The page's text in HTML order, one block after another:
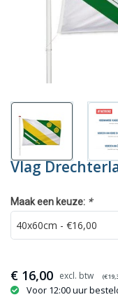
Vlag
Maak een keuze: *
€ 16,00 (€
Voor 12:00 uur